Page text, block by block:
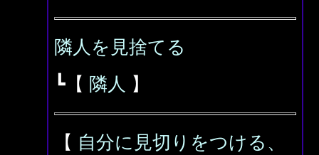
隣人を見捨てる
┗【 隣人 】
【 自分に見切りをつける、